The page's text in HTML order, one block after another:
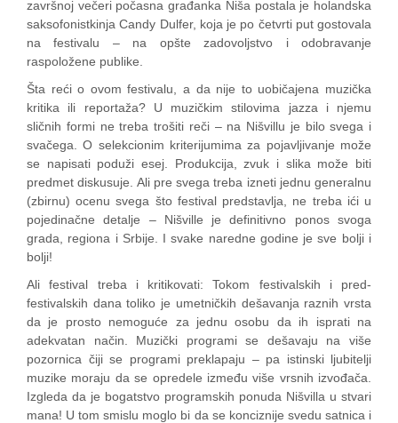
završnoj večeri počasna građanka Niša postala je holandska
saksofonistkinja Candy Dulfer, koja je po četvrti put gostovala
na festivalu – na opšte zadovoljstvo i odobravanje
raspoložene publike.
Šta reći o ovom festivalu, a da nije to uobičajena muzička
kritika ili reportaža? U muzičkim stilovima jazza i njemu
sličnih formi ne treba trošiti reči – na Nišvillu je bilo svega i
svačega. O selekcionim kriterijumima za pojavljivanje može
se napisati poduži esej. Produkcija, zvuk i slika može biti
predmet diskusuje. Ali pre svega treba izneti jednu generalnu
(zbirnu) ocenu svega što festival predstavlja, ne treba ići u
pojedinačne detalje – Nišville je definitivno ponos svoga
grada, regiona i Srbije. I svake naredne godine je sve bolji i
bolji!
Ali festival treba i kritikovati: Tokom festivalskih i pred-
festivalskih dana toliko je umetničkih dešavanja raznih vrsta
da je prosto nemoguće za jednu osobu da ih isprati na
adekvatan način. Muzički programi se dešavaju na više
pozornica čiji se programi preklapaju – pa istinski ljubitelji
muzike moraju da se opredele između više vrsnih izvođača.
Izgleda da je bogatstvo programskih ponuda Nišvilla u stvari
mana! U tom smislu moglo bi da se konciznije svedu satnica i